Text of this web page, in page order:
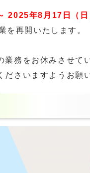
年8月17日（日
再開いたします。
務をお休みさせて
さいますようお願